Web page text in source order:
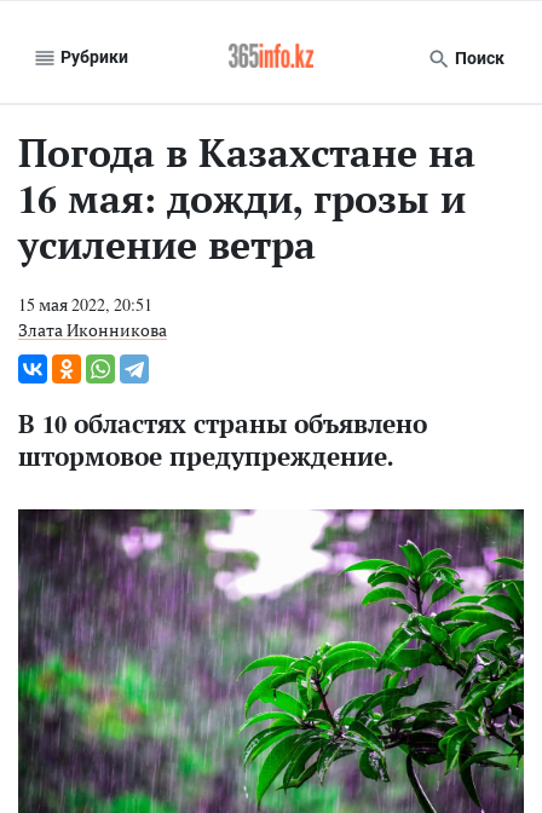
Рубрики Поиск
Погода в Казахстане на
16 мая: дожди, грозы и
усиление ветра
15 мая 2022, 20:51
Злата Иконникова
В 10 областях страны объявлено
штормовое предупреждение.